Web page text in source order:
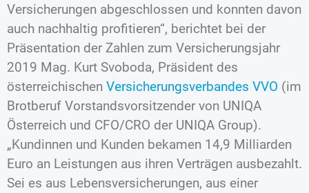
Versicherungen abgeschlossen und konnten davon
auch nachhaltig profitieren“, berichtet bei der
Präsentation der Zahlen zum Versicherungsjahr
2019 Mag. Kurt Svoboda, Präsident des
österreichischen Versicherungsverbandes VVO (im
Brotberuf Vorstandsvorsitzender von UNIQA
Österreich und CFO/CRO der UNIQA Group).
„Kundinnen und Kunden bekamen 14,9 Milliarden
Euro an Leistungen aus ihren Verträgen ausbezahlt.
Sei es aus Lebensversicherungen, aus einer